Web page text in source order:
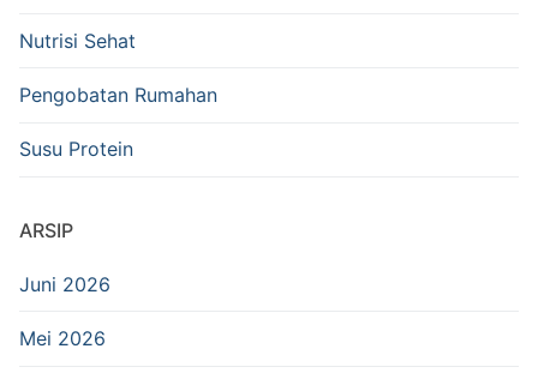
Nutrisi Sehat
Pengobatan Rumahan
Susu Protein
ARSIP
Juni 2026
Mei 2026